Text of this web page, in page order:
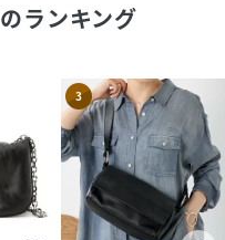
のランキング
3